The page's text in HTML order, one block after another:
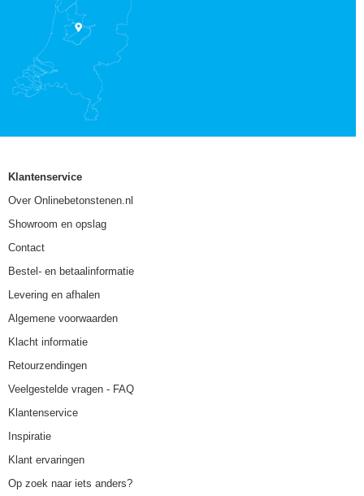
Klantenservice
Over Onlinebetonstenen.nl
Showroom en opslag
Contact
Bestel- en betaalinformatie
Levering en afhalen
Algemene voorwaarden
Klacht informatie
Retourzendingen
Veelgestelde vragen - FAQ
Klantenservice
Inspiratie
Klant ervaringen
Op zoek naar iets anders?